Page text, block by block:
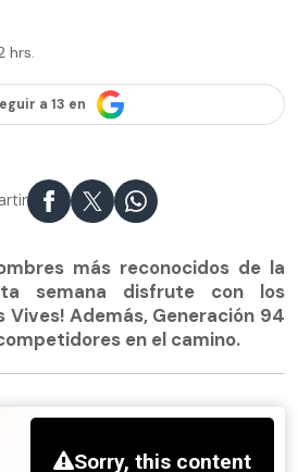
hrs.
a 13 en
más reconocidos de la
semana disfrute con los
Vives! Además, Generación 94
en el camino.